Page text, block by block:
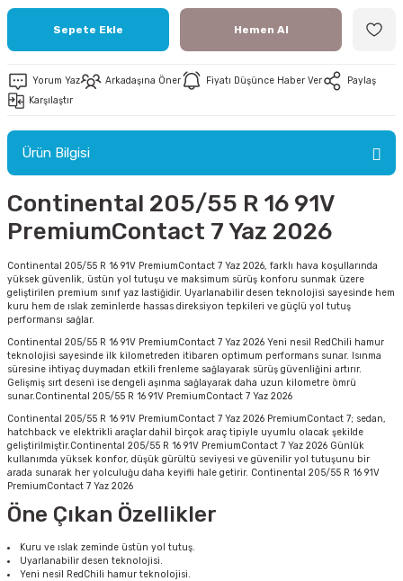
Sepete Ekle Hemen Al
Yorum Yaz Arkadaşına Öner Fiyatı Düşünce Haber Ver
Paylaş
Karşılaştır
Ürün Bilgisi
Continental 205/55 R 16 91V
PremiumContact 7 Yaz 2026
Continental 205/55 R 16 91V PremiumContact 7 Yaz 2026, farklı hava koşullarında
yüksek güvenlik, üstün yol tutuşu ve maksimum sürüş konforu sunmak üzere
geliştirilen premium sınıf yaz lastiğidir. Uyarlanabilir desen teknolojisi sayesinde hem
kuru hem de ıslak zeminlerde hassas direksiyon tepkileri ve güçlü yol tutuş
performansı sağlar.
Continental 205/55 R 16 91V PremiumContact 7 Yaz 2026 Yeni nesil RedChili hamur
teknolojisi sayesinde ilk kilometreden itibaren optimum performans sunar. Isınma
süresine ihtiyaç duymadan etkili frenleme sağlayarak sürüş güvenliğini artırır.
Gelişmiş sırt deseni ise dengeli aşınma sağlayarak daha uzun kilometre ömrü
sunar.Continental 205/55 R 16 91V PremiumContact 7 Yaz 2026
Continental 205/55 R 16 91V PremiumContact 7 Yaz 2026 PremiumContact 7; sedan,
hatchback ve elektrikli araçlar dahil birçok araç tipiyle uyumlu olacak şekilde
geliştirilmiştir.Continental 205/55 R 16 91V PremiumContact 7 Yaz 2026 Günlük
kullanımda yüksek konfor, düşük gürültü seviyesi ve güvenilir yol tutuşunu bir
arada sunarak her yolculuğu daha keyifli hale getirir. Continental 205/55 R 16 91V
PremiumContact 7 Yaz 2026
Öne Çıkan Özellikler
Kuru ve ıslak zeminde üstün yol tutuş.
Uyarlanabilir desen teknolojisi.
Yeni nesil RedChili hamur teknolojisi.